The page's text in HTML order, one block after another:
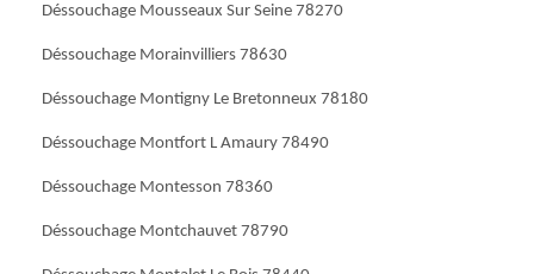
Déssouchage Mousseaux Sur Seine 78270
Déssouchage Morainvilliers 78630
Déssouchage Montigny Le Bretonneux 78180
Déssouchage Montfort L Amaury 78490
Déssouchage Montesson 78360
Déssouchage Montchauvet 78790